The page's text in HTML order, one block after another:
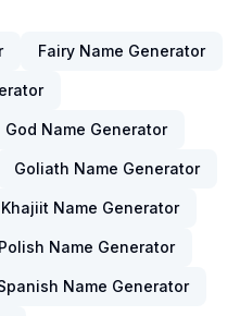
Fairy Name Generator
God Name Generator
Goliath Name Generator
Khajiit Name Generator
Polish Name Generator
Name Generator